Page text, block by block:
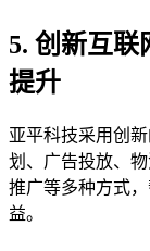
5. 创新互联
提升
亚平科技采用创
划、广告投放、
推广等多种方式
益。